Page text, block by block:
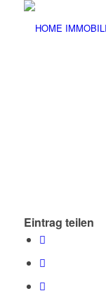
Eintrag teilen